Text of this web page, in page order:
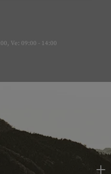
Ve: 09:00 - 14:00